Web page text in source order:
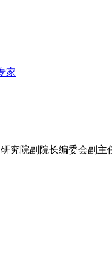
家
究院副院长编委会副主